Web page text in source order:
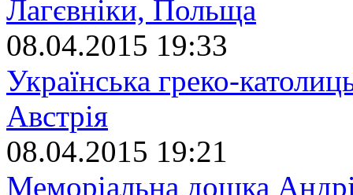
Лагєвніки, Польща
08.04.2015 19:33
Українська греко-
Австрія
08.04.2015 19:21
Меморіальна дошка